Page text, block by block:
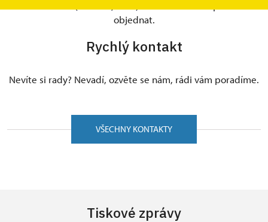
objednat.
Rychlý kontakt
Nevíte si rady? Nevadí, ozvěte se nám, rádi vám poradíme.
VŠECHNY KONTAKTY
Tiskové zprávy